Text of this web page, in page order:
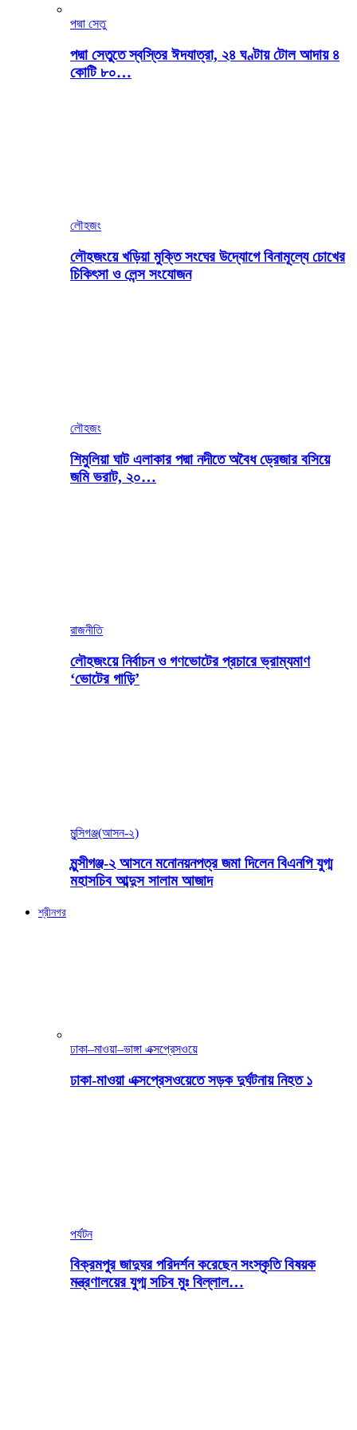
পদ্মা সেতু
পদ্মা সেতুতে স্বস্তির ঈদযাত্রা, ২৪ ঘণ্টায় টোল আদায় ৪
কোটি ৮০…
লৌহজং
লৌহজংয়ে খড়িয়া মুক্তি সংঘের উদ্যোগে বিনামূল্যে চোখের
চিকিৎসা ও লেন্স সংযোজন
লৌহজং
শিমুলিয়া ঘাট এলাকার পদ্মা নদীতে অবৈধ ড্রেজার বসিয়ে
জমি ভরাট, ২০…
রাজনীতি
লৌহজংয়ে নির্বাচন ও গণভোটের প্রচারে ভ্রাম্যমাণ
‘ভোটের গাড়ি’
মুন্সিগঞ্জ(আসন-২)
মুন্সীগঞ্জ-২ আসনে মনোনয়নপত্র জমা দিলেন বিএনপি যুগ্ম
মহাসচিব আব্দুস সালাম আজাদ
শ্রীনগর
ঢাকা–মাওয়া–ভাঙ্গা এক্সপ্রেসওয়ে
ঢাকা-মাওয়া এক্সপ্রেসওয়েতে সড়ক দুর্ঘটনায় নিহত ১
পর্যটন
বিক্রমপুর জাদুঘর পরিদর্শন করেছেন সংস্কৃতি বিষয়ক
মন্ত্রণালয়ের যুগ্ম সচিব মুঃ বিল্লাল…